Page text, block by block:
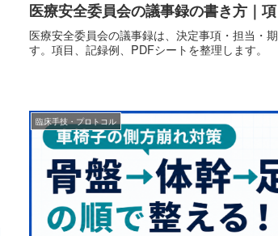
医療安全委員会の議事録の書き方｜
医療安全委員会の議事録は、決定事項・担当・
す。項目、記録例、PDFシートを整理します。
臨床手技・プロトコル